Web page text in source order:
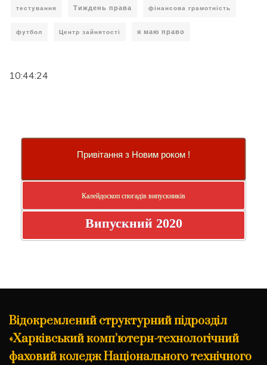
тестування Тиждень права фінансова грамотність
футбол Центр зайнятості я маю право
10:44:24
Привітання з Новим роком !
Калейдоскоп спогадів випускників
Випускний 2020
Відокремлений структурний підрозділ
«Харківський комп’ютерн-технологічний
фаховий коледж Національного технічного